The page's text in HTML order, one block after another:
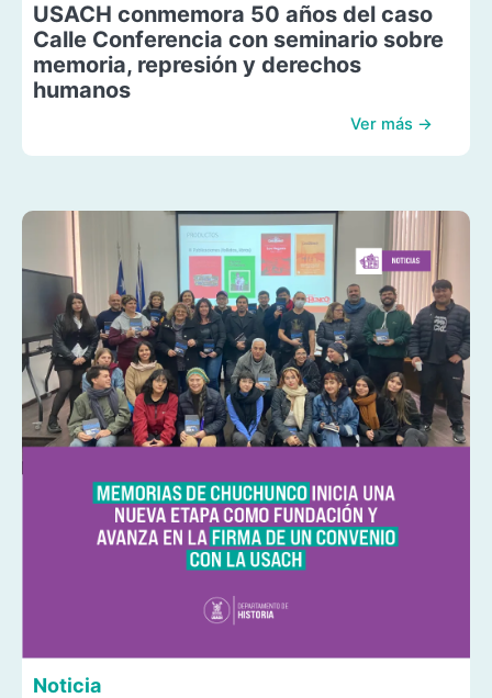
USACH conmemora 50 años del caso
Calle Conferencia con seminario sobre
memoria, represión y derechos
humanos
Ver más →
Noticia